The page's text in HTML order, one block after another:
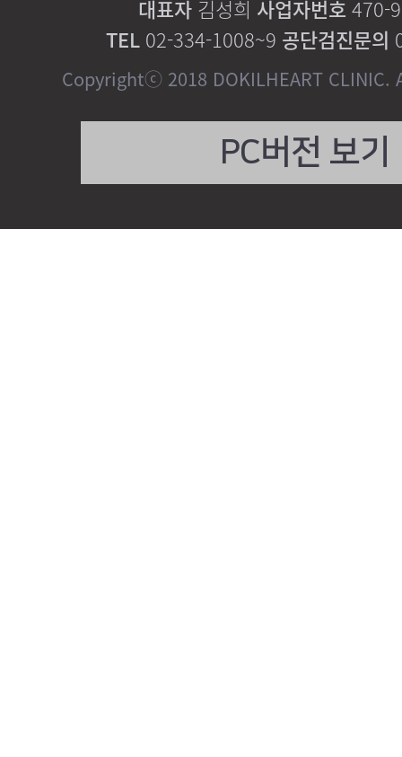
대표자 김성희 사업자번호 470-
TEL 02-334-1008~9 공단검진문의
Copyrightⓒ 2018 DOKILHEART
PC버전 보기